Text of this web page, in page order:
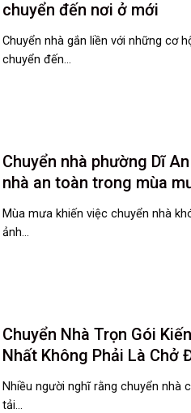
chuyển đến nơi ở mới
Chuyển nhà gắn liền với những cơ
chuyển đến...
Chuyển nhà phường Dĩ
nhà an toàn trong mùa
Mùa mưa khiến việc chuyển nhà
ảnh...
Chuyển Nhà Trọn Gói
Nhất Không Phải Là Chở
Nhiều người nghĩ rằng chuyển nhà
tải...